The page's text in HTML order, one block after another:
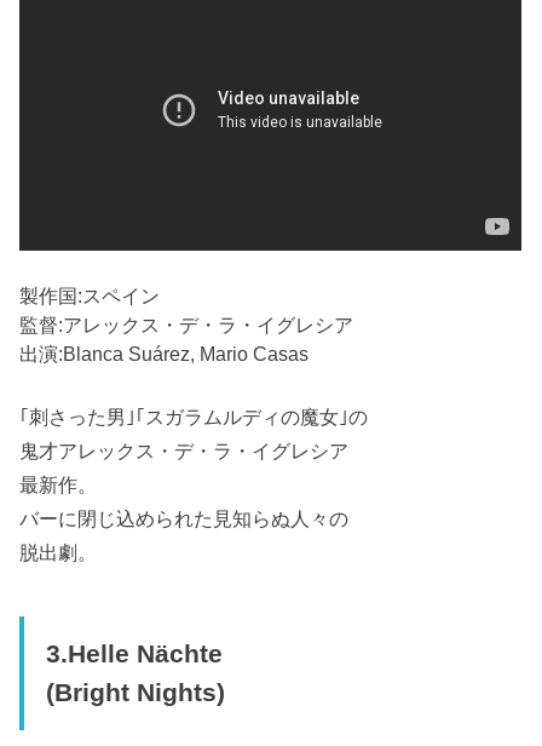
製作国:スペイン
監督:アレックス・デ・ラ・イグレシア
出演:Blanca Suárez, Mario Casas
｢刺さった男｣｢スガラムルディの魔女｣の
鬼才アレックス・デ・ラ・イグレシア
最新作。
バーに閉じ込められた見知らぬ人々の
脱出劇。
3.Helle Nächte
(Bright Nights)